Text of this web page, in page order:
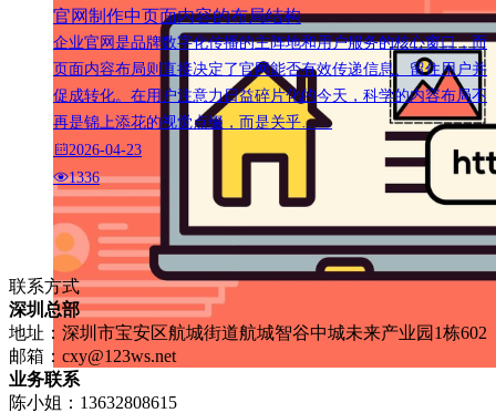
官网制作中页面内容的布局结构
企业官网是品牌数字化传播的主阵地和用户服务的核心窗口，而
页面内容布局则直接决定了官网能否有效传递信息、留住用户并
促成转化。在用户注意力日益碎片化的今天，科学的内容布局不
再是锦上添花的视觉点缀，而是关乎……
2026-04-23
1336
联系方式
深圳总部
地址：深圳市宝安区航城街道航城智谷中城未来产业园1栋602
邮箱： cxy@123ws.net
业务联系
陈小姐：13632808615